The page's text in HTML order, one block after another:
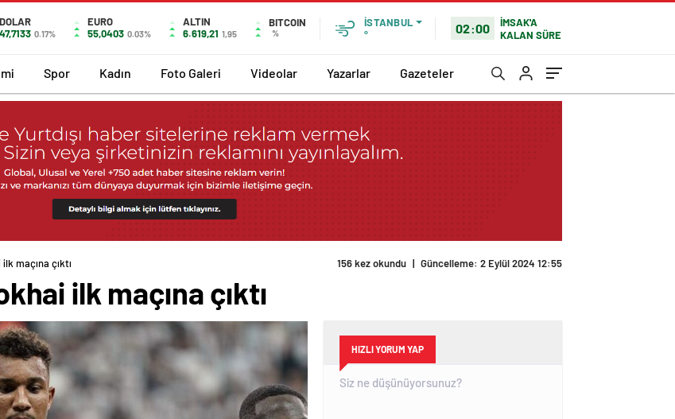
DOLAR
47,7133 0.17%
EURO
55,0403 0.03%
ALTIN
6.619,21 1,95
BITCOIN
%
İSTANBUL
°
02:00
İMSAK'A
KALAN SÜRE
Spor Kadın Foto Galeri Videolar Yazarlar Gazeteler
maçına çıktı 156 kez okundu | Güncelleme: 2 Eylül 2024 12:55
ilk maçına çıktı
HIZLI YORUM YAP